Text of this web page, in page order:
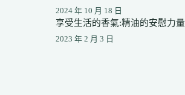
2024 年 10 月 18 日
享受生活的香氣:精油的安慰力量
2023 年 2 月 3 日